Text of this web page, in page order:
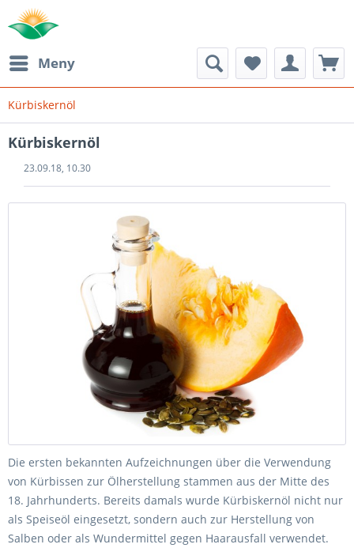
Meny
Kürbiskernöl
Kürbiskernöl
23.09.18, 10.30
Die ersten bekannten Aufzeichnungen über die Verwendung
von Kürbissen zur Ölherstellung stammen aus der Mitte des
18. Jahrhunderts. Bereits damals wurde Kürbiskernöl nicht nur
als Speiseöl eingesetzt, sondern auch zur Herstellung von
Salben oder als Wundermittel gegen Haarausfall verwendet.